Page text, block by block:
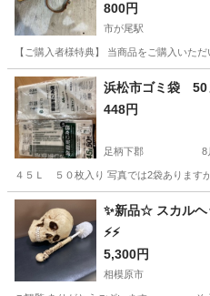
ペット用品
800円
市が尾駅
【ご購入者様特典】 当商品をご購入いた
神奈川 横浜市 市が尾駅 その
浜松市ゴミ袋 50
448円
足柄下郡 8
４５Ｌ ５０枚入り 写真では2袋ありますが
神奈川 足柄下郡 その他
✨新品☆ スカルヘッ
⚡️⚡️
5,300円
相模原市